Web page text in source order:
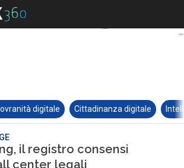
digitale Cittadinanza digitale
il registro consensi
center legali